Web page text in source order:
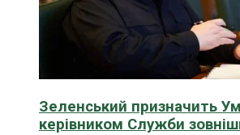
Зеленський призначить
керівником Служби